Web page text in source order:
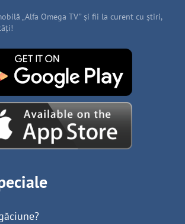
„Alfa Omega TV” și fii la curent cu știri,